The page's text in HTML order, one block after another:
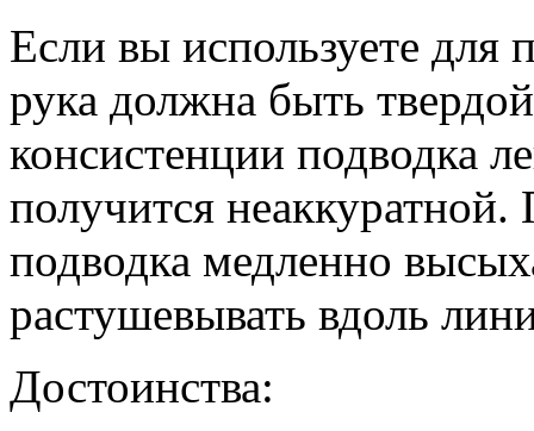
Если вы используете для
рука должна быть
консистенции подводка
получится
подводка медленно
растушевывать вдоль
Достоинства: